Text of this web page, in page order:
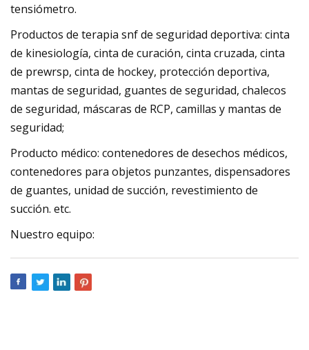
tensiómetro.
Productos de terapia snf de seguridad deportiva: cinta
de kinesiología, cinta de curación, cinta cruzada, cinta
de prewrsp, cinta de hockey, protección deportiva,
mantas de seguridad, guantes de seguridad, chalecos
de seguridad, máscaras de RCP, camillas y mantas de
seguridad;
Producto médico: contenedores de desechos médicos,
contenedores para objetos punzantes, dispensadores
de guantes, unidad de succión, revestimiento de
succión. etc.
Nuestro equipo: